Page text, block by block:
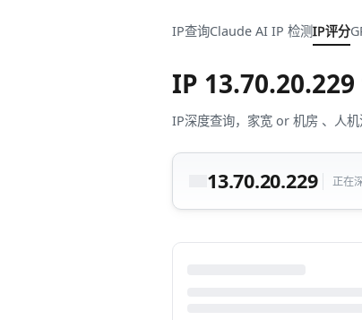
IP查询Claude AI IP 检测IP评分
IP 13.70.20.229
IP深度查询，家宽 or 机房 、人
13.70.20.229 正在